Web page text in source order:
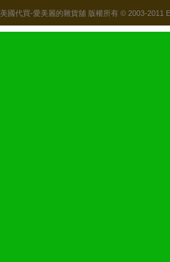
美國代買-愛美麗的雜貨舖 版權所有 © 2003-2011